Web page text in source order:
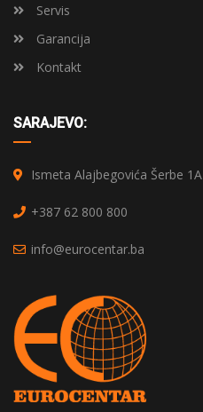
Servis
Garancija
Kontakt
SARAJEVO:
Ismeta Alajbegovića Šerbe 1A
+387 62 800 800
info@eurocentar.ba